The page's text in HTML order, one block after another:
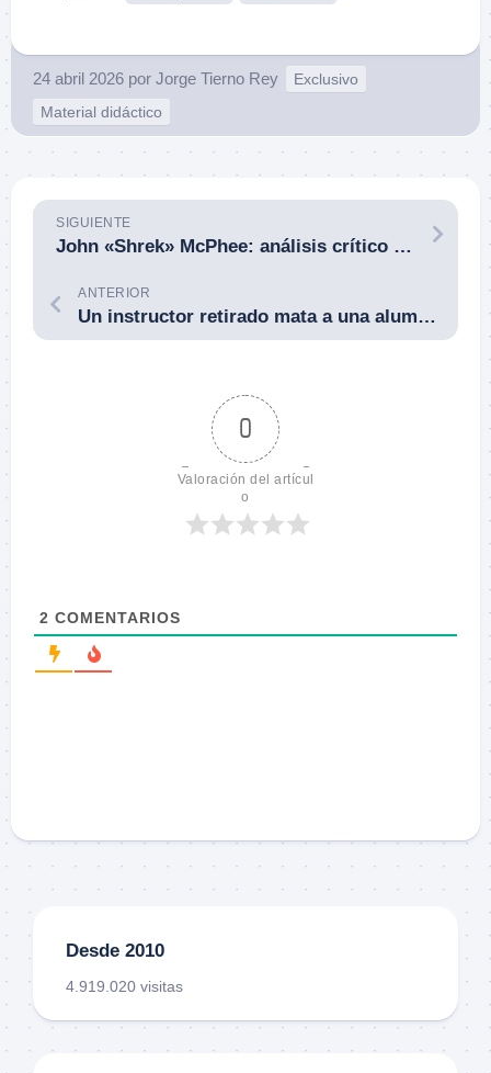
24 abril 2026 por Jorge Tierno Rey
Exclusivo
Material didáctico
SIGUIENTE
John «Shrek» McPhee: análisis crítico de la figura, su carácter y sus métodos.
ANTERIOR
Un instructor retirado mata a una alumna al «confundir» su pistola cargada con un arma de entrenamiento. Biblioteca de Anacostia, Washington D.C. (EE.UU.). 4 de agosto de 2022.
0
Valoración del artícul
o
2 COMENTARIOS
Desde 2010
4.919.020 visitas